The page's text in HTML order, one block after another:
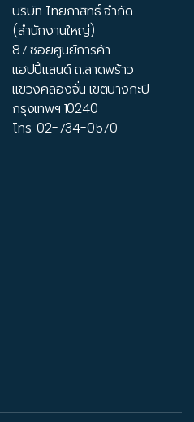
บริษัท ไทยภาสิทธิ์ จำกัด
(สำนักงานใหญ่)
87 ซอยศูนย์การค้า
แฮปปี้แลนด์ ถ.ลาดพร้าว
แขวงคลองจั่น เขตบางกะปิ
กรุงเทพฯ 10240
โทร.02-734-0570